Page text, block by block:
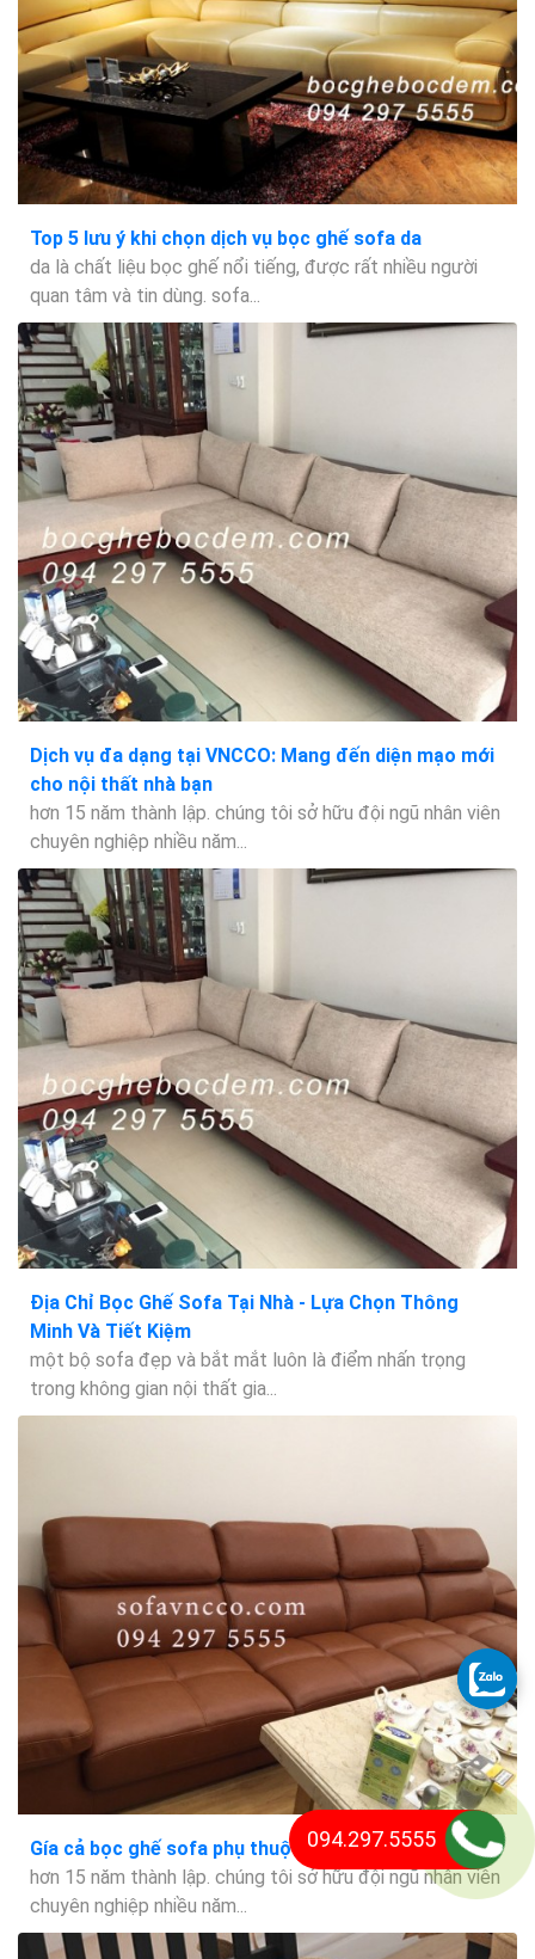
Top 5 lưu ý khi chọn dịch vụ bọc ghế sofa da
da là chất liệu bọc ghế nổi tiếng, được rất nhiều người
quan tâm và tin dùng. sofa...
Dịch vụ đa dạng tại VNCCO: Mang đến diện mạo mới
cho nội thất nhà bạn
hơn 15 năm thành lập. chúng tôi sở hữu đội ngũ nhân viên
chuyên nghiệp nhiều năm...
Địa Chỉ Bọc Ghế Sofa Tại Nhà - Lựa Chọn Thông
Minh Và Tiết Kiệm
một bộ sofa đẹp và bắt mắt luôn là điểm nhấn trọng
trong không gian nội thất gia...
Gía cả bọc ghế sofa phụ thuộc vào các yếu tố nào
hơn 15 năm thành lập. chúng tôi sở hữu đội ngũ nhân viên
chuyên nghiệp nhiều năm...
094.297.5555